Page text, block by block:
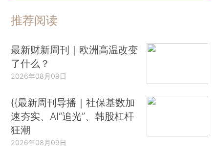
推荐阅读
最新财新周刊｜欧洲高温改变
了什么？
2026年08月09日
{{最新周刊导播｜社保基数加
速夯实、AI“追光”、韩股杠杆
狂潮
2026年08月09日